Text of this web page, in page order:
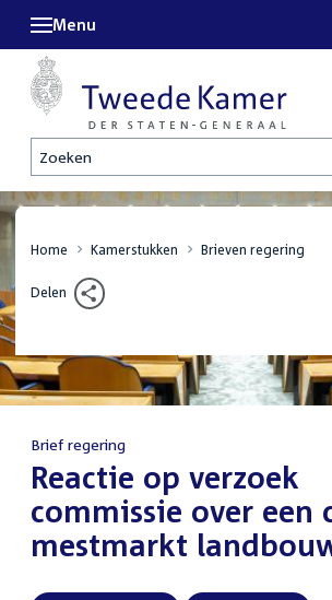
Zoeken
Menu
Home Kamerstukken Brieven regering
Delen
Brief regering
:Reactie op verzoek
commissie over een
mestmarkt